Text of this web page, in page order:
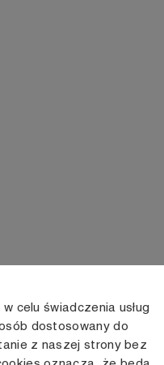
konto
INFORMACJE
Dostawa
celu świadczenia usług
dostosowany do
z naszej strony bez